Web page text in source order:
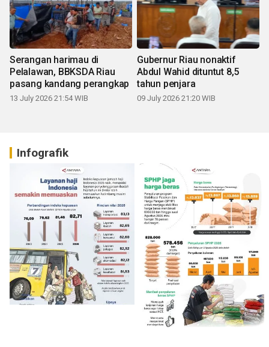
Serangan harimau di
Pelalawan, BBKSDA Riau
pasang kandang perangkap
13 July 2026 21:54 WIB
Gubernur Riau nonaktif
Abdul Wahid dituntut 8,5
tahun penjara
09 July 2026 21:20 WIB
Infografik